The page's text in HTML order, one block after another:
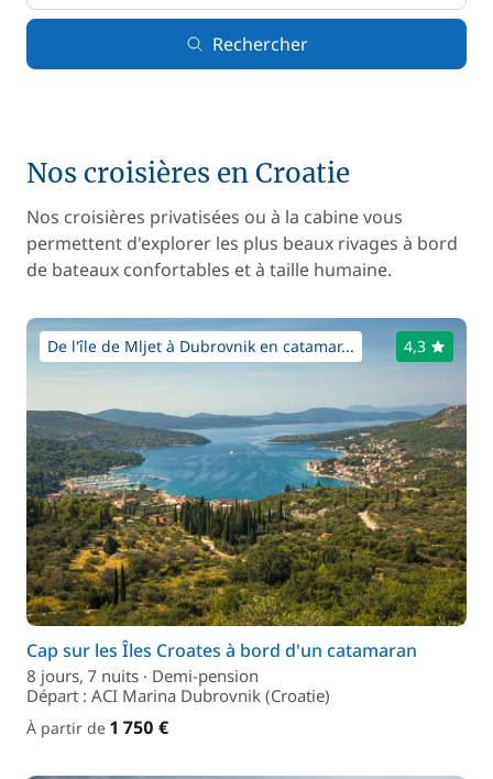
Rechercher
Nos croisières en Croatie
Nos croisières privatisées ou à la cabine vous
permettent d'explorer les plus beaux rivages à bord
de bateaux confortables et à taille humaine.
De l'île de Mljet à Dubrovnik en catamar... 4,3
Cap sur les Îles Croates à bord d'un catamaran
8 jours, 7 nuits · Demi-pension
Départ : ACI Marina Dubrovnik (Croatie)
À partir de 1 750 €